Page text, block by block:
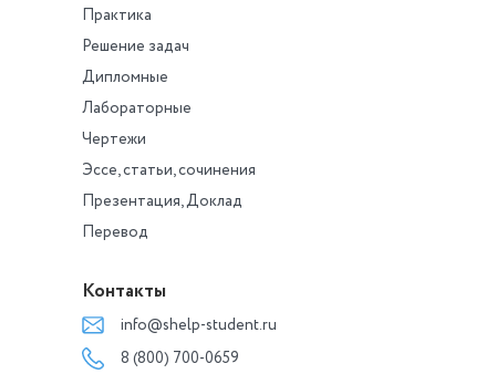
Практика
Решение задач
Дипломные
Лабораторные
Чертежи
Эссе, статьи, сочинения
Презентация, Доклад
Перевод
Контакты
info@shelp-student.ru
8 (800) 700-0659